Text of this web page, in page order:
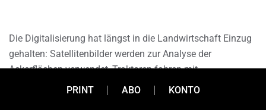
Die Digitalisierung hat längst in die Landwirtschaft Einzug
gehalten: Satellitenbilder werden zur Analyse der
Ackerflächen verwendet, Traktoren fahren mit
Spurenlenksystemen automatisch und zentimetergenau
PRINT ABO KONTO